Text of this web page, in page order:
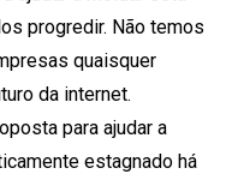
progredir. Não temos
quaisquer
da internet.
para ajudar a
estagnado há